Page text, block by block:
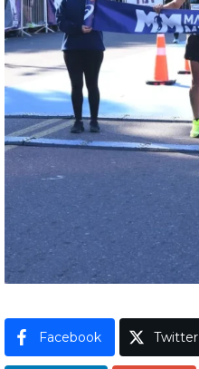
Facebook Twitter